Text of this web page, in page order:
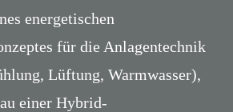
energetischen
für die Anlagentechnik
Lüftung, Warmwasser),
einer Hybrid-